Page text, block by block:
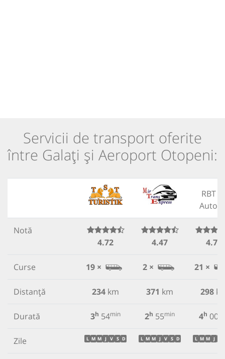
Servicii de transport oferite
între Galați și Aeroport Otopeni:
RBT
Notă
4.72
4.47 4.76
Curse 19 × 2 × 21 ×
Distanță 234 km 371 km 298
Durată 3h 54min 2h 55min 4h 00
Zile L M M J V S D L M M J V S D L M M J